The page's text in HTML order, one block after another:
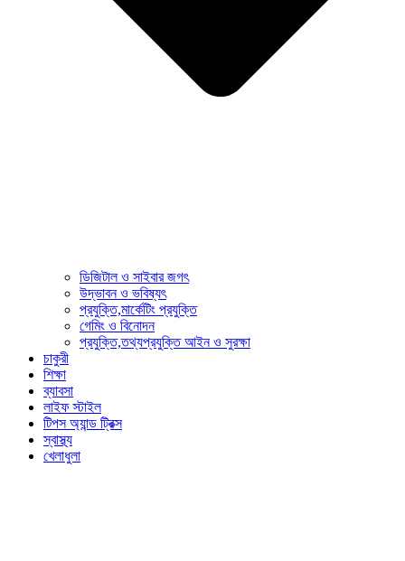
ডিজিটাল ও সাইবার জগৎ
উদ্ভাবন ও ভবিষ্যৎ
প্রযুক্তি,মার্কেটিং প্রযুক্তি
গেমিং ও বিনোদন
প্রযুক্তি,তথ্যপ্রযুক্তি আইন ও সুরক্ষা
চাকুরী
শিক্ষা
ব্যাবসা
লাইফ স্টাইল
টিপস অ্যান্ড ট্রিক্স
স্বাস্থ্য
খেলাধুলা